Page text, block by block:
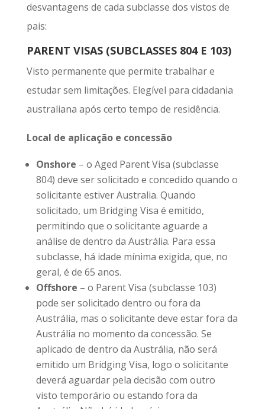
desvantagens de cada subclasse dos vistos de
pais:
PARENT VISAS (SUBCLASSES 804 E 103)
Visto permanente que permite trabalhar e
estudar sem limitações. Elegível para cidadania
australiana após certo tempo de residência.
Local de aplicação e concessão
Onshore – o Aged Parent Visa (subclasse
804) deve ser solicitado e concedido quando o
solicitante estiver Australia. Quando
solicitado, um Bridging Visa é emitido,
permitindo que o solicitante aguarde a
análise de dentro da Austrália. Para essa
subclasse, há idade mínima exigida, que, no
geral, é de 65 anos.
Offshore – o Parent Visa (subclasse 103)
pode ser solicitado dentro ou fora da
Austrália, mas o solicitante deve estar fora da
Austrália no momento da concessão. Se
aplicado de dentro da Austrália, não será
emitido um Bridging Visa, logo o solicitante
deverá aguardar pela decisão com outro
visto temporário ou estando fora da